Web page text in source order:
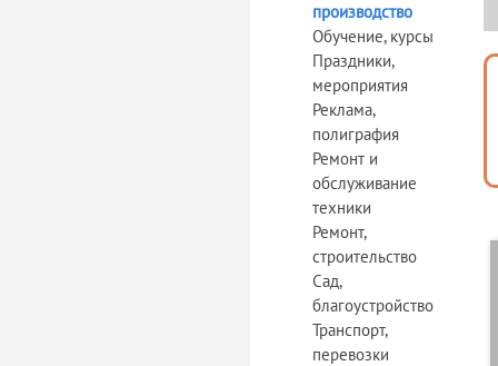
производство
Обучение, курсы
Праздники,
мероприятия
Реклама,
полиграфия
Ремонт и
обслуживание
техники
Ремонт,
строительство
Сад,
благоустройство
Транспорт,
перевозки